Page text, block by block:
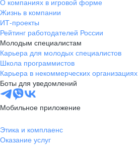
О компаниях в игровой форме
Жизнь в компании
ИТ-проекты
Рейтинг работодателей России
Молодым специалистам
Карьера для молодых специалистов
Школа программистов
Карьера в некоммерческих организациях
Боты для уведомлений
Мобильное приложение
Этика и комплаенс
Оказание услуг